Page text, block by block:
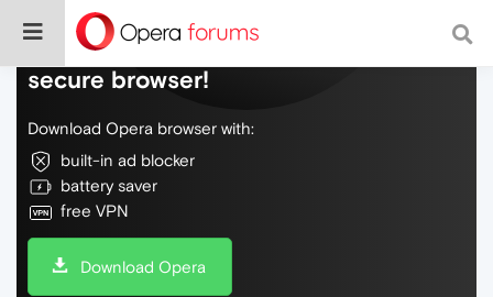
Do more on the web, with a fast and
secure browser!
Download Opera browser with:
built-in ad blocker
battery saver
free VPN
Download Opera